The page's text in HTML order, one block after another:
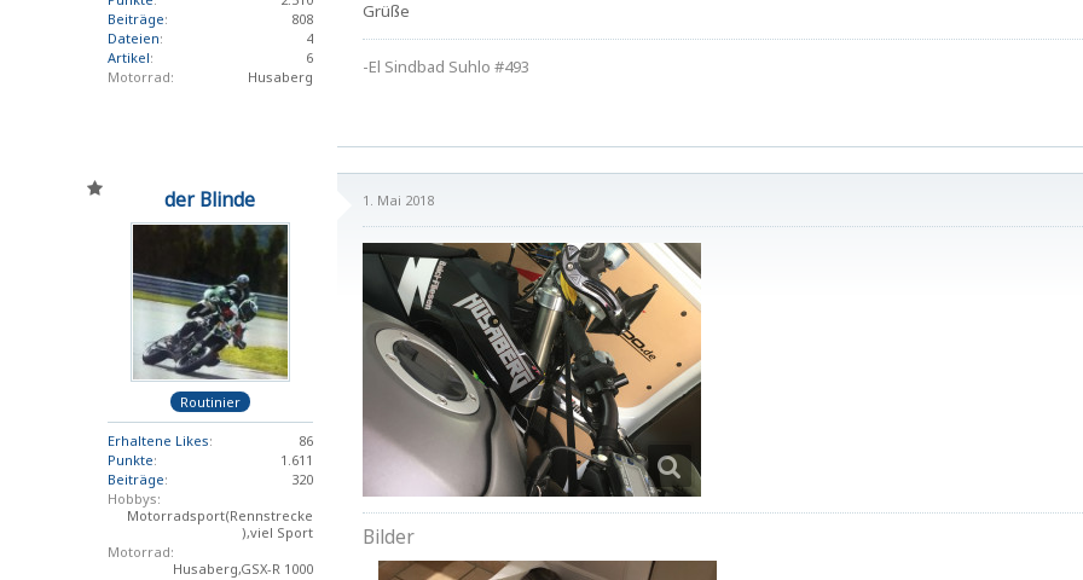
Beiträge
808
Dateien
4
Artikel
6
Motorrad
Husaberg
Grüße
-El Sindbad Suhlo #493
der Blinde
Routinier
Erhaltene Likes
86
Punkte
1.611
Beiträge
320
Hobbys
Motorradsport(Rennstrecke
),viel Sport
Motorrad
Husaberg,GSX-R 1000
1. Mai 2018
Bilder